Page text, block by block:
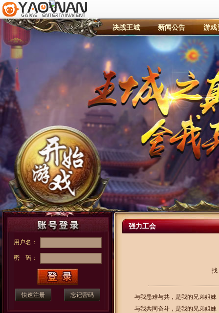
决战王城 新闻公告 游戏
强力工会
找
与我患难与共，是我的兄弟姐妹
与我共同奋斗，是我的兄弟姐妹
用户名：
密 码：
快速注册 忘记密码